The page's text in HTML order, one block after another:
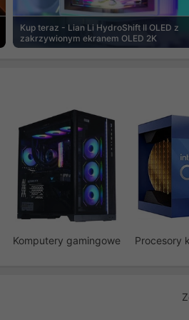
Kup teraz - Lian Li HydroShift II OLED z
zakrzywionym ekranem OLED 2K
Komputery gamingowe Procesory